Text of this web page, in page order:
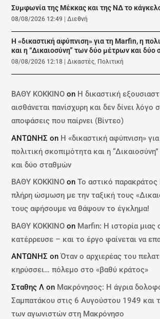
Συμφωνία της Μέκκας και της ΝΔ το
08/08/2026 12:49 |Διεθνή
Η «δικαστική αφύπνιση» για τη Marfin, η
και η “Δικαιοσύνη” των δύο μέτρων και δύο
08/08/2026 12:18 |Δικαστές, Πολιτική
ΒΑΘΥ ΚΟΚΚΙΝΟ on Η δικαστική
αισθάνεται πανίσχυρη και δεν δίνει λόγο
αποφάσεις που παίρνει (Βίντεο)
ΑΝΤΩΝΗΣ on Η «δικαστική αφύπνιση»
πολιτική σκοπιμότητα και η
και δύο σταθμών
ΒΑΘΥ ΚΟΚΚΙΝΟ onΤο αστικό
πλήρη ώσμωση με την ταξική τους
τους αφήσουμε να θάψουν το έγκλημα!
ΒΑΘΥ ΚΟΚΚΙΝΟ on Marfin: Η ιστορία μιας
κατέρρευσε – και το έργο φαίνεται να
ΑΝΤΩΝΗΣ onΌταν ο αρχιερέας του
κηρύσσει… πόλεμο στο «βαθύ κράτος»
Σταθης Λ on Μακρόνησος: Η άγρια
Σαμπατάκου στις 6 Αυγούστου 1949 και
των αγωνιστών στη Μακρόνησο